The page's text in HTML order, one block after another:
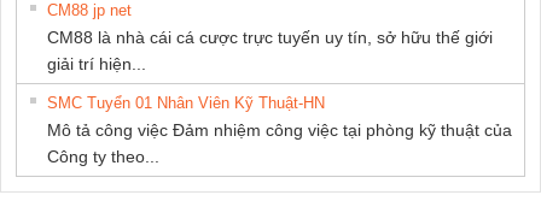
CM88 jp net
CM88 là nhà cái cá cược trực tuyến uy tín, sở hữu thế giới
giải trí hiện...
SMC Tuyển 01 Nhân Viên Kỹ Thuật-HN
Mô tả công việc Đảm nhiệm công việc tại phòng kỹ thuật của
Công ty theo...